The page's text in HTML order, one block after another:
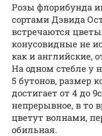
Розы флорибунда
сортами Дэвида
встречаются
конусовидные не
как и английские,
На одном стебле у
5 бутонов, размер
достигает от 4 до
непрерывное, в то
цветут волнами,
обильная.